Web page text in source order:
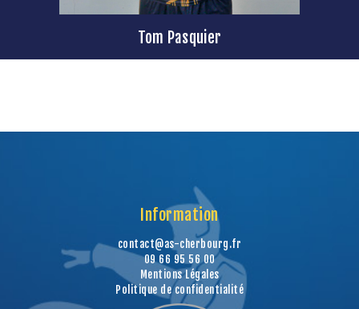
Tom Pasquier
Information
contact@as-cherbourg.fr
09 66 95 56 00
Mentions Légales
Politique de confidentialité